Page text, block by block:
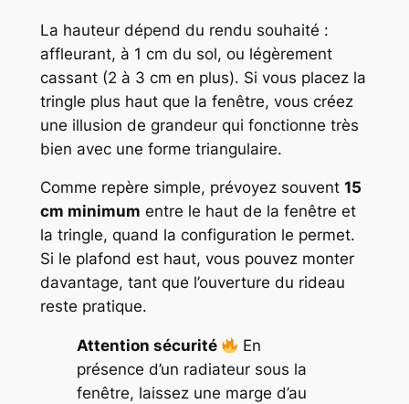
La hauteur dépend du rendu souhaité :
affleurant, à 1 cm du sol, ou légèrement
cassant (2 à 3 cm en plus). Si vous placez la
tringle plus haut que la fenêtre, vous créez
une illusion de grandeur qui fonctionne très
bien avec une forme triangulaire.
Comme repère simple, prévoyez souvent 15
cm minimum entre le haut de la fenêtre et
la tringle, quand la configuration le permet.
Si le plafond est haut, vous pouvez monter
davantage, tant que l’ouverture du rideau
reste pratique.
Attention sécurité
En
présence d’un radiateur sous la
fenêtre, laissez une marge d’au